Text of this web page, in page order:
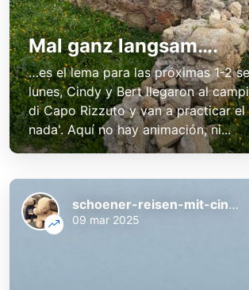
Mal ganz langsam….
…es el lema para las próximas 1-2
lunes, Cindy y Bert llegaron al
di Capo Rizzuto y van a practicar el
nada'. Aquí no hay animación, ni...
schoener-reisen-mit-cindy-und-bert
09 mar 2025